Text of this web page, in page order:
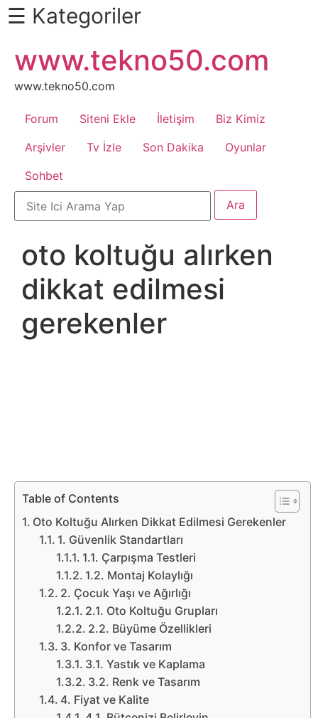
Daha
Fazlası
İçin
Kaydır
Android
Apk
Arabalar
Bankacılık
İşlemleri
Belgesel
Bitkiler
Çizgi
Film
Diğer
Sosyal
Medyalar
Din
☰ Kategoriler
atla
www.tekno50.com
www.tekno50.com
Forum Siteni Ekle İletişim
Biz Kimiz
Arşivler
Tv İzle Son Dakika
Oyunlar
Sohbet
oto koltuğu alırken
dikkat edilmesi
gerekenler
Table of Contents
Oto Koltuğu Alırken Dikkat Edilmesi Gerekenler
1. Güvenlik Standartları
1.1. Çarpışma Testleri
1.2. Montaj Kolaylığı
2. Çocuk Yaşı ve Ağırlığı
2.1. Oto Koltuğu Grupları
2.2. Büyüme Özellikleri
3. Konfor ve Tasarım
3.1. Yastık ve Kaplama
3.2. Renk ve Tasarım
4. Fiyat ve Kalite